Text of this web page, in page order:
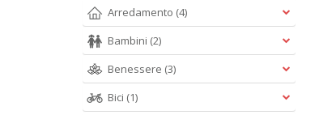
Arredamento (4)
Bambini (2)
Benessere (3)
Bici (1)